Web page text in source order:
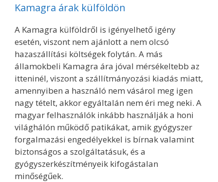
Kamagra árak külföldön
A Kamagra külföldről is igényelhető igény
esetén, viszont nem ajánlott a nem olcsó
hazaszállítási költségek folytán. A más
államokbeli Kamagra ára jóval mérsékeltebb az
itteninél, viszont a szállítmányozási kiadás miatt,
amennyiben a használó nem vásárol meg igen
nagy tételt, akkor egyáltalán nem éri meg neki. A
magyar felhasználók inkább használják a honi
világhálón működő patikákat, amik gyógyszer
forgalmazási engedélyekkel is bírnak valamint
biztonságos a szolgáltatásuk, és a
gyógyszerkészítményeik kifogástalan
minőségűek.